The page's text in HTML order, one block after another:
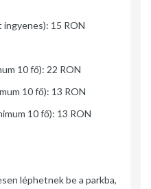
15 RON
10 fő): 22 RON
10 fő): 13 RON
10 fő): 13 RON
léphetnek be a parkba,